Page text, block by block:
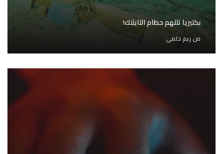
بكتيريا تلتهم حطام التايتنك!
من ريم حلمي